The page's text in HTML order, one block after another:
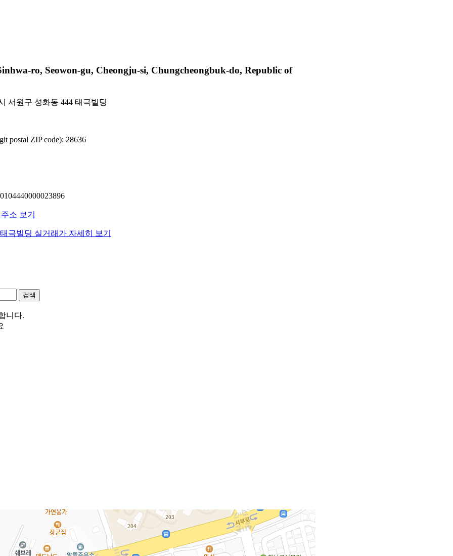
ro, Seowon-gu, Cheongju-si, Chungcheongbuk-do, Republic of
서원구 성화동 444 태극빌딩
postal ZIP code): 28636
소 보기
극빌딩 실거래가 자세히 보기
니다.